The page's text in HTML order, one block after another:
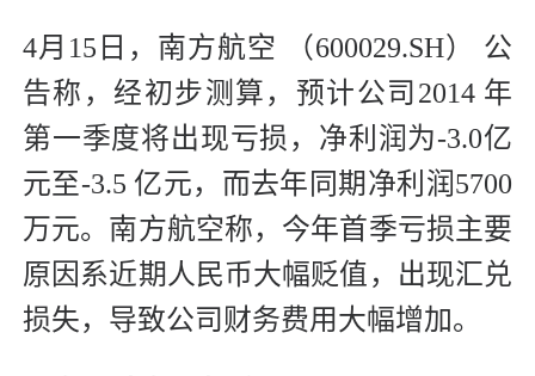
4月15日，南方航空 （600029.SH） 公
告称，经初步测算，预计公司2014 年
第一季度将出现亏损，净利润为-3.0亿
元至-3.5 亿元，而去年同期净利润5700
万元。南方航空称，今年首季亏损主要
原因系近期人民币大幅贬值，出现汇兑
损失，导致公司财务费用大幅增加。